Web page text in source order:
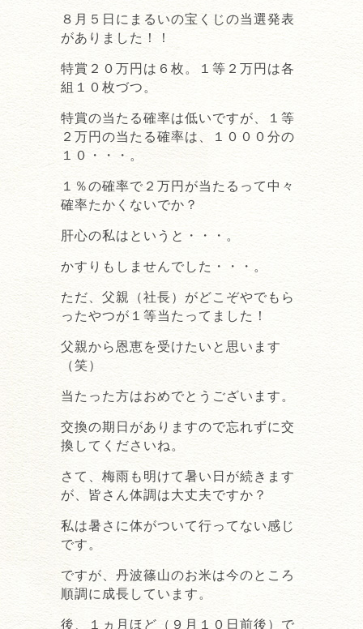
８月５日にまるいの宝くじの当選発表
がありました！！
特賞２０万円は６枚。１等２万円は各
組１０枚づつ。
特賞の当たる確率は低いですが、１等
２万円の当たる確率は、１０００分の
１０・・・。
１％の確率で２万円が当たるって中々
確率たかくないでか？
肝心の私はというと・・・。
かすりもしませんでした・・・。
ただ、父親（社長）がどこぞやでもら
ったやつが１等当たってました！
父親から恩恵を受けたいと思います
（笑）
当たった方はおめでとうございます。
交換の期日がありますので忘れずに交
換してくださいね。
さて、梅雨も明けて暑い日が続きます
が、皆さん体調は大丈夫ですか？
私は暑さに体がついて行ってない感じ
です。
ですが、丹波篠山のお米は今のところ
順調に成長しています。
後、１ヵ月ほど（９月１０日前後）で